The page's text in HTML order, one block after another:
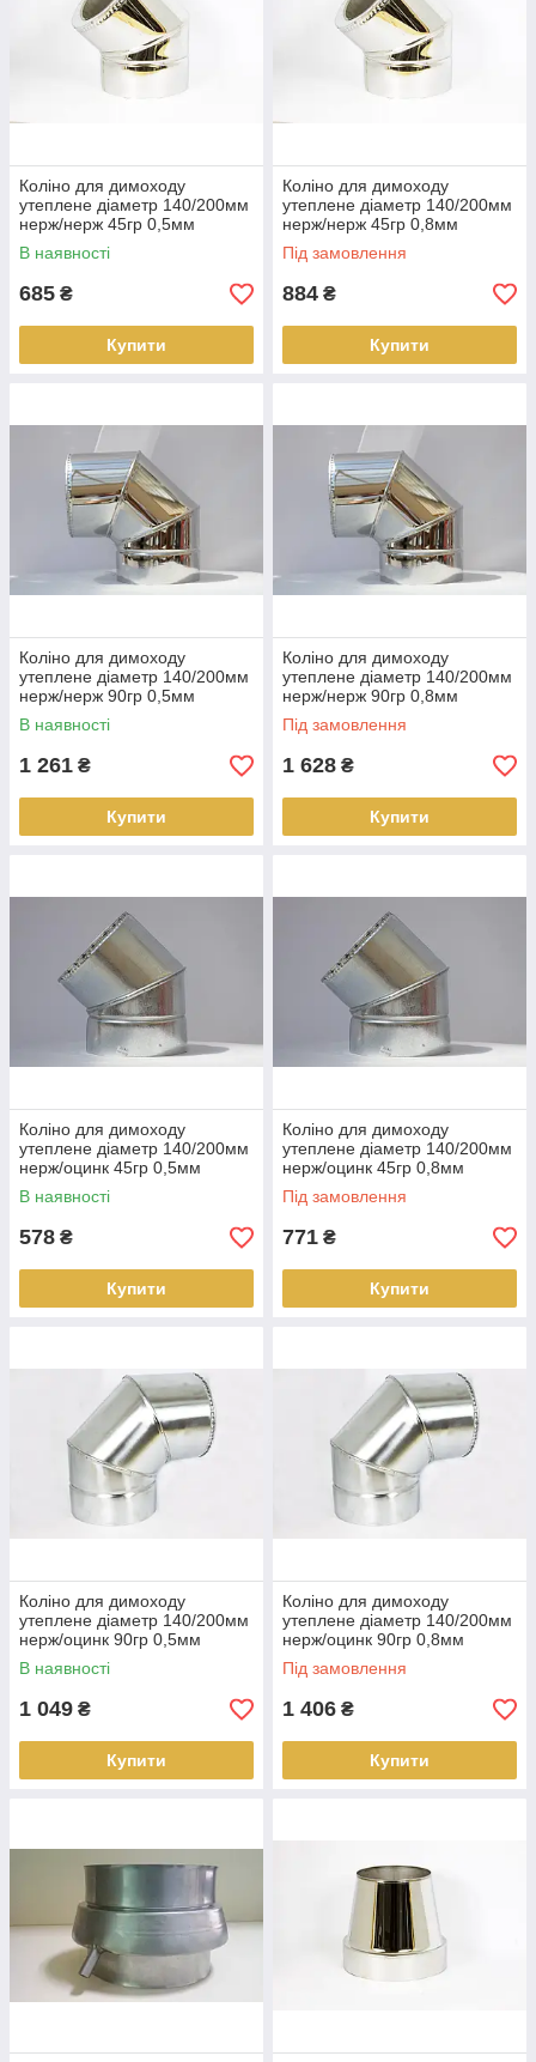
Коліно для димоходу
утеплене діаметр 140/200мм
нерж/нерж 45гр 0,5мм
(сендвіч) AISI 304
В наявності
685 ₴
Купити
Коліно для димоходу
утеплене діаметр 140/200мм
нерж/нерж 45гр 0,8мм
(сендвіч) AISI 304
Під замовлення
884 ₴
Купити
Коліно для димоходу
утеплене діаметр 140/200мм
нерж/нерж 90гр 0,5мм
(сендвіч) AISI 304
В наявності
1 261 ₴
Купити
Коліно для димоходу
утеплене діаметр 140/200мм
нерж/нерж 90гр 0,8мм
(сендвіч) AISI 304
Під замовлення
1 628 ₴
Купити
Коліно для димоходу
утеплене діаметр 140/200мм
нерж/оцинк 45гр 0,5мм
(сендвіч) AISI 304
В наявності
578 ₴
Купити
Коліно для димоходу
утеплене діаметр 140/200мм
нерж/оцинк 45гр 0,8мм
(сендвіч) AISI 304
Під замовлення
771 ₴
Купити
Коліно для димоходу
утеплене діаметр 140/200мм
нерж/оцинк 90гр 0,5мм
(сендвіч) AISI 304
В наявності
1 049 ₴
Купити
Коліно для димоходу
утеплене діаметр 140/200мм
нерж/оцинк 90гр 0,8мм
(сендвіч) AISI 304
Під замовлення
1 406 ₴
Купити